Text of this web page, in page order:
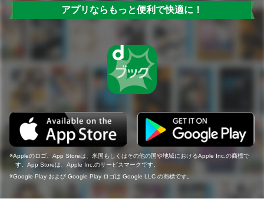
アプリならもっと便利で快適に！
Appleのロゴ、App Storeは、米国もしくはその他の国や地域におけるApple Inc.の商標で
す。App Storeは、Apple Inc.のサービスマークです。
Google Play および Google Play ロゴは Google LLC の商標です。